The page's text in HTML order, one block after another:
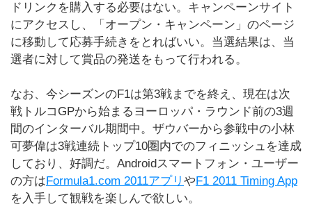
ドリンクを購入する必要はない。キャンペーンサイト
にアクセスし、「オープン・キャンペーン」のページ
に移動して応募手続きをとればいい。当選結果は、当
選者に対して賞品の発送をもって行われる。
なお、今シーズンのF1は第3戦までを終え、現在は次
戦トルコGPから始まるヨーロッパ・ラウンド前の3週
間のインターバル期間中。ザウバーから参戦中の小林
可夢偉は3戦連続トップ10圏内でのフィニッシュを達成
しており、好調だ。Androidスマートフォン・ユーザー
の方はFormula1.com 2011アプリ やF1 2011 Timing App
を入手して観戦を楽しんで欲しい。